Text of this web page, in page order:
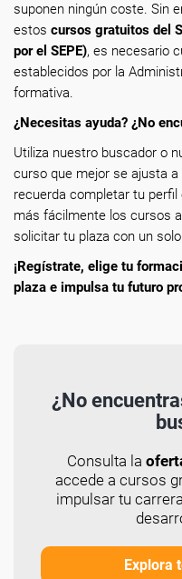
suponen ningún coste. Sin
estos cursos gratuitos del
por el SEPE), es necesario
establecidos por la
formativa.
¿Necesitas ayuda? ¿No
Utiliza nuestro buscador o
curso que mejor se ajusta
recuerda completar tu
más fácilmente los cursos
solicitar tu plaza con un
¡Regístrate, elige tu
plaza e impulsa tu futuro
¿No
Consulta la
accede a cursos
impulsar tu
Explora